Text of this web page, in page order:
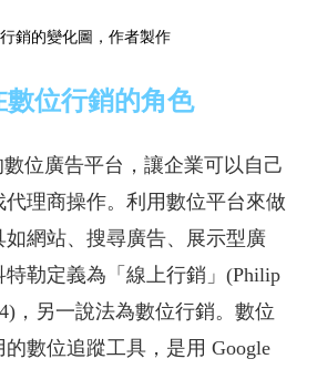
銷的變化圖，作者製作
數位行銷的角色
位廣告平台，讓企業可以自己
理商操作。利用數位平台來做
網站、搜尋廣告、展示型廣
勒定義為「線上行銷」(Philip
，另一說法為數位行銷。數位
數位追蹤工具，是用 Google